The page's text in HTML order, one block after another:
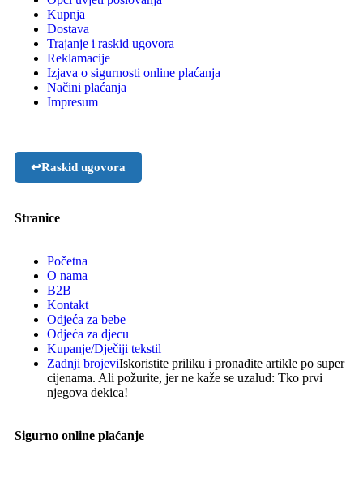
Kupnja
Dostava
Trajanje i raskid ugovora
Reklamacije
Izjava o sigurnosti online plaćanja
Načini plaćanja
Impresum
↩Raskid ugovora
Stranice
Početna
O nama
B2B
Kontakt
Odjeća za bebe
Odjeća za djecu
Kupanje/Dječiji tekstil
Zadnji brojeviIskoristite priliku i pronađite artikle po super
cijenama. Ali požurite, jer ne kaže se uzalud: Tko prvi
njegova dekica!
Sigurno online plaćanje